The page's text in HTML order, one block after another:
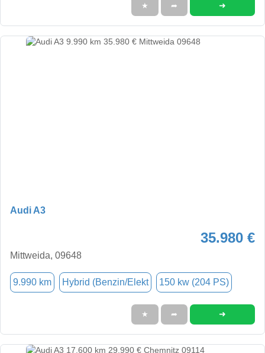
★ ➦ ➜
Audi A3
35.980 €
Mittweida, 09648
9.990 km Hybrid (Benzin/Elekt 150 kw (204 PS)
★ ➦ ➜